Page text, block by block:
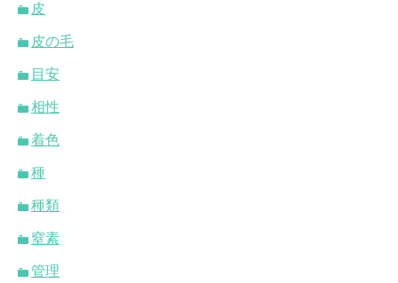
皮
皮の毛
目安
相性
着色
種
種類
窒素
管理